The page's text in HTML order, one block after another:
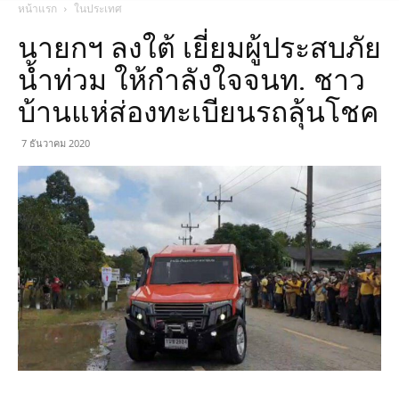
หน้าแรก ในประเทศ
นายกฯ ลงใต้ เยี่ยมผู้ประสบภัย
น้ำท่วม ให้กำลังใจจนท. ชาว
บ้านแห่ส่องทะเบียนรถลุ้นโชค
7 ธันวาคม 2020